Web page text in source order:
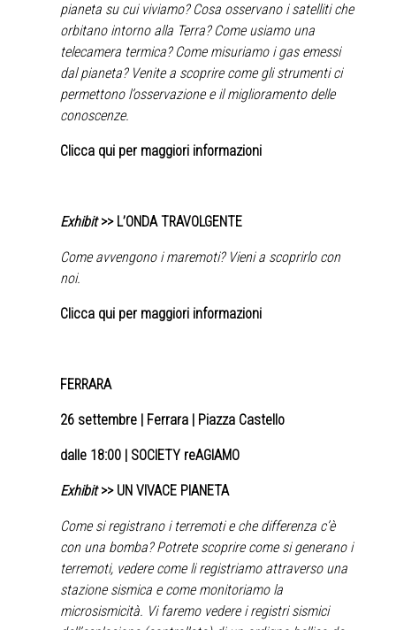
pianeta su cui viviamo? Cosa osservano i satelliti che
orbitano intorno alla Terra? Come usiamo una
telecamera termica? Come misuriamo i gas emessi
dal pianeta? Venite a scoprire come gli strumenti ci
permettono l’osservazione e il miglioramento delle
conoscenze.
Clicca qui per maggiori informazioni
Exhibit>> L’ONDA TRAVOLGENTE
Come avvengono i maremoti? Vieni a scoprirlo con
noi.
Clicca qui per maggiori informazioni
FERRARA
26 settembre | Ferrara | Piazza Castello
dalle 18:00 | SOCIETY reAGIAMO
Exhibit>> UN VIVACE PIANETA
Come si registrano i terremoti e che differenza c’è
con una bomba? Potrete scoprire come si generano i
terremoti, vedere come li registriamo attraverso una
stazione sismica e come monitoriamo la
microsismicità. Vi faremo vedere i registri sismici